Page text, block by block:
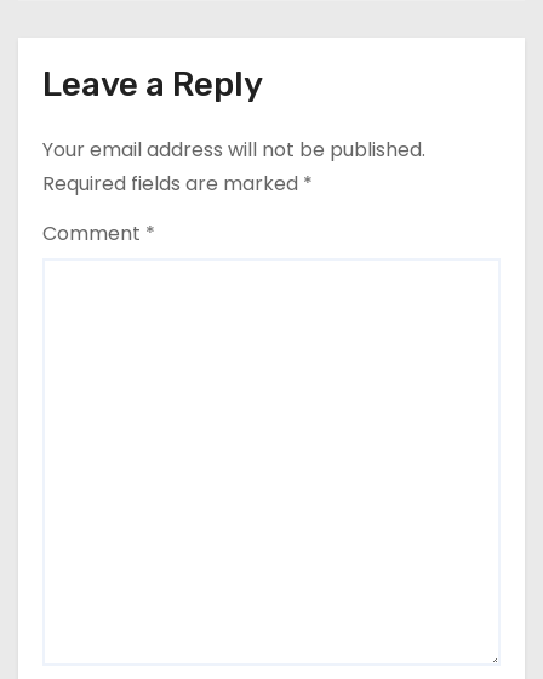
oLeave a Reply
Your email address will not be published.
Required fields are marked *
Comment *